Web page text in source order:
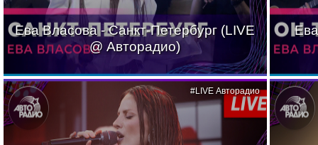
Ева Власова - Санкт-Петербург (LIVE
@ Авторадио)
#LIVE Авторадио